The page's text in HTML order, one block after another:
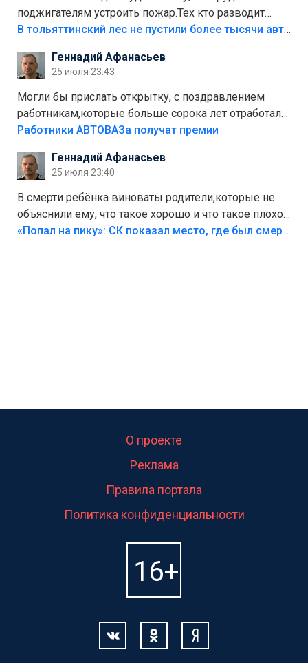
поджигателям устроить пожар.Тех кто разводит
костры,тех надо безбожно штрафовать.Камер полно
Штрафы мизерные.
В тольяттинский лес не пустили более тысячи автомобилей
Геннадий Афанасьев
25 июля 23:43
Могли бы прислать открытку, с поздравлением
работникам,которые больше сорока лет отработали
на предприятии.
Работники АВТОВАЗа получат премии
Геннадий Афанасьев
25 июля 23:40
В смерти ребёнка виноваты родители,которые не
объяснили ему, что такое хорошо и что такое плохо!
Лезть через такой забор,верх безумия,есть же
«Попал на пику»: СК показал место, где был смертельно травмирован ребенок в Тольятти
О проекте
Реклама
Правила портала
Политика конфиденциальности